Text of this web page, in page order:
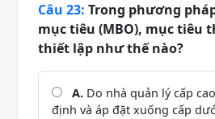
Câu 23: Trong phương
mục tiêu (MBO), mục tiêu
thiết lập như thế nào?
A. Do nhà quản lý cấp
định và áp đặt xuống cấp